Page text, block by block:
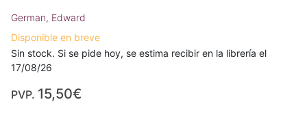
German, Edward
Disponible en breve
Sin stock. Si se pide hoy, se estima recibir en la librería el
17/08/26
PVP. 15,50€